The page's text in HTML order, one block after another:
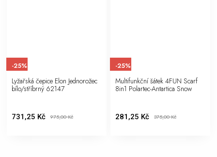
Lyžařská čepice Elon Jednorožec
bílo/stříbrný 62147
731,25 Kč 975,00Kč
-25%
Multifunkční šátek 4FUN Scarf
8in1 Polartec-Antartica Snow
281,25 Kč 375,00Kč
-25%